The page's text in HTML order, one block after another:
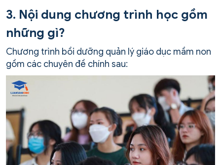
3. Nội dung chương trình học gồm
những gì?
Chương trình bồi dưỡng quản lý giáo dục mầm non
gồm các chuyên đề chính sau: